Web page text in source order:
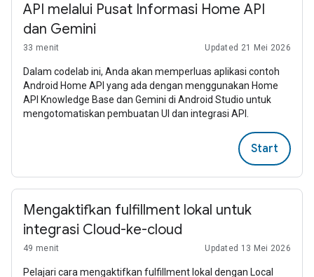
API melalui Pusat Informasi Home API
dan Gemini
33 menit Updated 21 Mei 2026
Dalam codelab ini, Anda akan memperluas aplikasi contoh
Android Home API yang ada dengan menggunakan Home
API Knowledge Base dan Gemini di Android Studio untuk
mengotomatiskan pembuatan UI dan integrasi API.
Start
Mengaktifkan fulfillment lokal untuk
integrasi Cloud-ke-cloud
49 menit Updated 13 Mei 2026
Pelajari cara mengaktifkan fulfillment lokal dengan Local